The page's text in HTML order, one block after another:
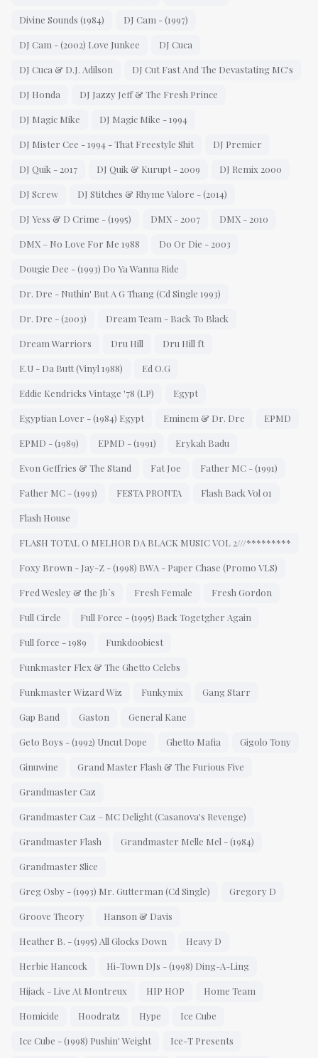
Divine Sounds (1984) DJ Cam - (1997)
DJ Cam - (2002) Love Junkee DJ Cuca
DJ Cuca & D.J. Adilson DJ Cut Fast And The Devastating MC's
DJ Honda DJ Jazzy Jeff & The Fresh Prince
DJ Magic Mike DJ Magic Mike - 1994
DJ Mister Cee - 1994 - That Freestyle Shit DJ Premier
DJ Quik - 2017 DJ Quik & Kurupt - 2009 DJ Remix 2000
DJ Screw DJ Stitches & Rhyme Valore - (2014)
DJ Yess & D Crime - (1995) DMX - 2007 DMX - 2010
DMX – No Love For Me 1988 Do Or Die - 2003
Dougie Dee - (1993) Do Ya Wanna Ride
Dr. Dre - Nuthin' But A G Thang (Cd Single 1993)
Dr. Dre - (2003) Dream Team - Back To Black
Dream Warriors Dru Hill Dru Hill ft
E.U - Da Butt (Vinyl 1988) Ed O.G
Eddie Kendricks Vintage '78 (LP) Egypt
Egyptian Lover - (1984) Egypt Eminem & Dr. Dre EPMD
EPMD - (1989) EPMD - (1991) Erykah Badu
Evon Geffries & The Stand Fat Joe Father MC - (1991)
Father MC - (1993) FESTA PRONTA Flash Back Vol 01
Flash House
FLASH TOTAL O MELHOR DA BLACK MUSIC VOL 2///*********
Foxy Brown - Jay-Z - (1998) BWA - Paper Chase (Promo VLS)
Fred Wesley & the Jb΄s Fresh Female Fresh Gordon
Full Circle Full Force - (1995) Back Togetgher Again
Full force - 1989 Funkdoobiest
Funkmaster Flex & The Ghetto Celebs
Funkmaster Wizard Wiz Funkymix Gang Starr
Gap Band Gaston General Kane
Geto Boys - (1992) Uncut Dope Ghetto Mafia Gigolo Tony
Ginuwine Grand Master Flash & The Furious Five
Grandmaster Caz
Grandmaster Caz – MC Delight (Casanova's Revenge)
Grandmaster Flash Grandmaster Melle Mel - (1984)
Grandmaster Slice
Greg Osby - (1993) Mr. Gutterman (Cd Single) Gregory D
Groove Theory Hanson & Davis
Heather B. - (1995) All Glocks Down Heavy D
Herbie Hancock Hi-Town DJs - (1998) Ding-A-Ling
Hijack - Live At Montreux HIP HOP Home Team
Homicide Hoodratz Hype Ice Cube
Ice Cube - (1998) Pushin' Weight Ice-T Presents